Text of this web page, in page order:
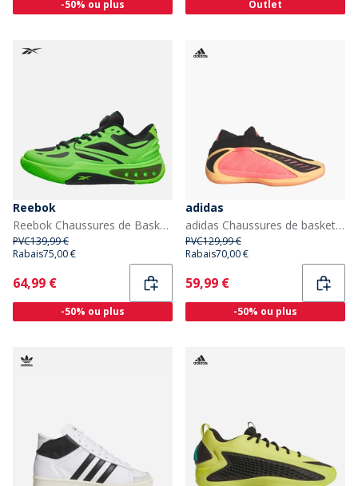
-50% ou plus Outlet
Reebok
Reebok Chaussures de Basketball Engine A Solar Lime/Solar Lime/Noir
PVC139,99 €
Rabais75,00 €
Current
64,99 €
-50% ou plus
adidas
adidas Chaussures de basketball Anthony Edwards 2 'With Love' Homme Acid Orange/Core Black/Acid Red
PVC129,99 €
Rabais70,00 €
Current
59,99 €
-50% ou plus